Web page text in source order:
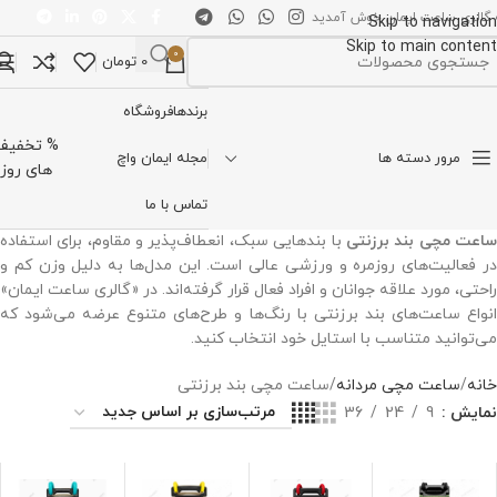
Skip to navigation
Skip to main content
گالری ساعت ایمان خوش آمدید
0
0 تومان
مرور دسته ها
برندهافروشگاه
مجله ایمان واچ
تماس با ما
%
های روز
ساعت مچی بند برزنتی با بندهایی سبک، انعطاف‌پذیر و مقاوم، برای استفاده
در فعالیت‌های روزمره و ورزشی عالی است. این مدل‌ها به دلیل وزن کم و
راحتی، مورد علاقه جوانان و افراد فعال قرار گرفته‌اند. در «گالری ساعت ایمان»
انواع ساعت‌های بند برزنتی با رنگ‌ها و طرح‌های متنوع عرضه می‌شود که
می‌توانید متناسب با استایل خود انتخاب کنید.
خانه ساعت مچی مردانه ساعت مچی بند برزنتی
نمایش
9
24
36